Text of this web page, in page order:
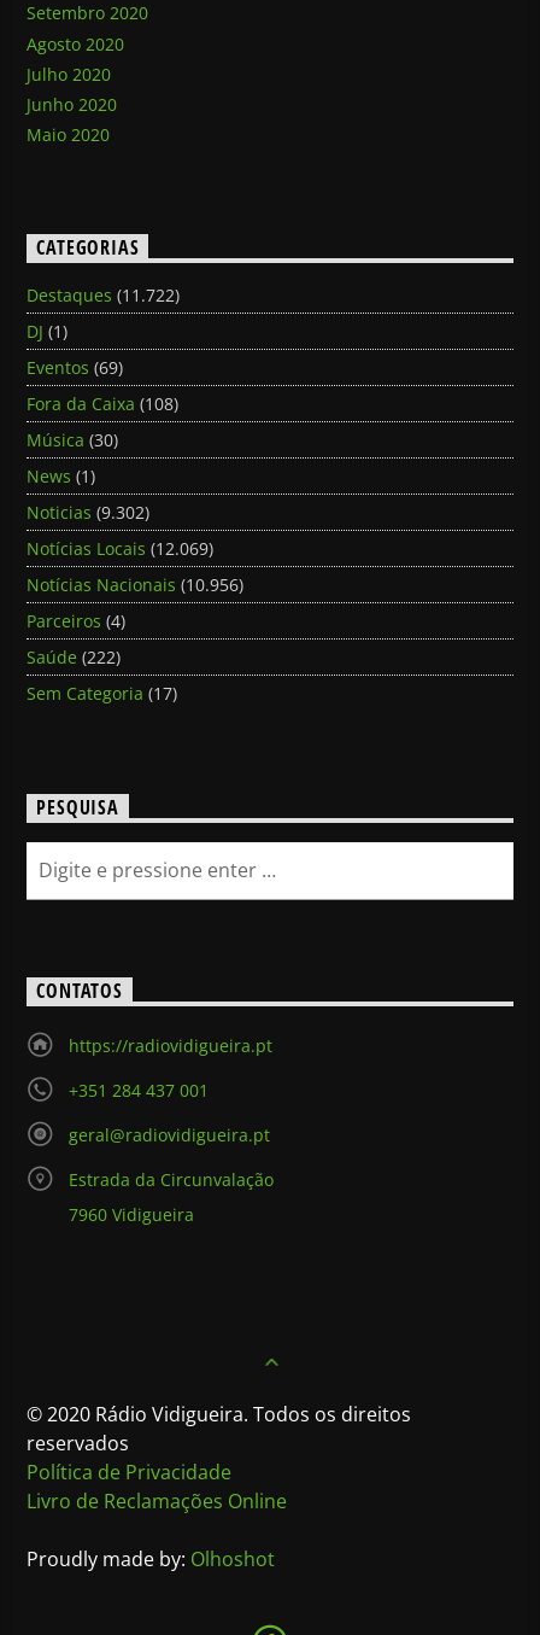
Setembro 2020
Agosto 2020
Julho 2020
Junho 2020
Maio 2020
CATEGORIAS
Destaques (11.722)
DJ (1)
Eventos (69)
Fora da Caixa (108)
Música (30)
News (1)
Noticias (9.302)
Notícias Locais (12.069)
Notícias Nacionais (10.956)
Parceiros (4)
Saúde (222)
Sem Categoria (17)
PESQUISA
CONTATOS
https://radiovidigueira.pt
+351 284 437 001
geral@radiovidigueira.pt
Estrada da Circunvalação
7960 Vidigueira
© 2020 Rádio Vidigueira. Todos os direitos
reservados
Política de Privacidade
Livro de Reclamações Online
Proudly made by: Olhoshot